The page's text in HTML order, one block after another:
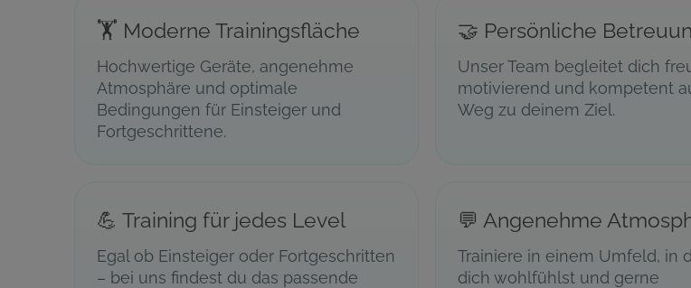
🏋️ Moderne Trainingsfläche
Hochwertige Geräte, angenehme
Atmosphäre und optimale
Bedingungen für Einsteiger und
Fortgeschrittene.
🤝 Persönliche
Unser Team begleitet dich
motivierend und kompetent
Weg zu deinem Ziel.
💪 Training für jedes Level
Egal ob Einsteiger oder Fortgeschritten
– bei uns findest du das passende
💬 Angenehme
Trainiere in einem Umfeld, in
dich wohlfühlst und gerne